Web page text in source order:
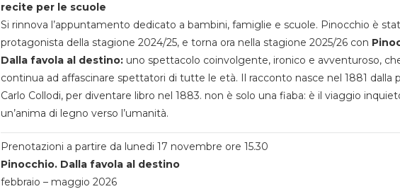
recite per le scuole
Si rinnova l’appuntamento dedicato a bambini, famiglie e scuole. Pinocchio è
protagonista della stagione 2024/25, e torna ora nella stagione 2025/26 con
Dalla favola al destino:uno spettacolo coinvolgente, ironico e avventuroso,
continua ad affascinare spettatori di tutte le età. Il racconto nasce nel 1881 dalla
Carlo Collodi, per diventare libro nel 1883. non è solo una fiaba: è il viaggio
un’anima di legno verso l’umanità.
Prenotazioni a partire da lunedi 17 novembre ore 15.30
Pinocchio. Dalla favola al destino
febbraio – maggio 2026